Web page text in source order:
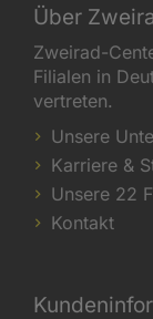
Über
Zweirad-
Filialen in
vertreten.
Unsere
Karriere &
Unsere 22
Kontakt